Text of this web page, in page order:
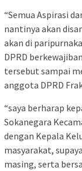
“Semua Aspirasi
nantinya akan
akan di
DPRD
tersebut sampai
anggota DPRD
“saya berharap
Sokanegara
dengan Kepala
masyarakat,
masing, serta